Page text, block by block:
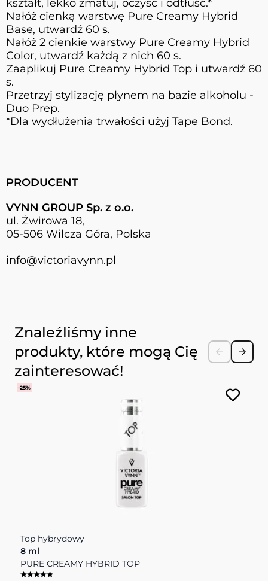
kształt, lekko zmatuj, oczyść i odtłuść.*
Nałóż cienką warstwę Pure Creamy Hybrid
Base, utwardź 60 s.
Nałóż 2 cienkie warstwy Pure Creamy Hybrid
Color, utwardź każdą z nich 60 s.
Zaaplikuj Pure Creamy Hybrid Top i utwardź 60
s.
Przetrzyj stylizację płynem na bazie alkoholu -
Duo Prep.
*Dla wydłużenia trwałości użyj Tape Bond.
PRODUCENT
VYNN GROUP Sp. z o.o.
ul. Żwirowa 18,
05-506 Wilcza Góra, Polska
info@victoriavynn.pl
Naciśnij, aby pominąć karuzelę
Znaleźliśmy inne
produkty, które mogą Cię
zainteresować!
-25%
Top hybrydowy
8 ml
PURE CREAMY HYBRID TOP